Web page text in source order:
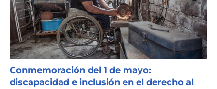
Conmemoración del 1 de mayo:
discapacidad e inclusión en el derecho al